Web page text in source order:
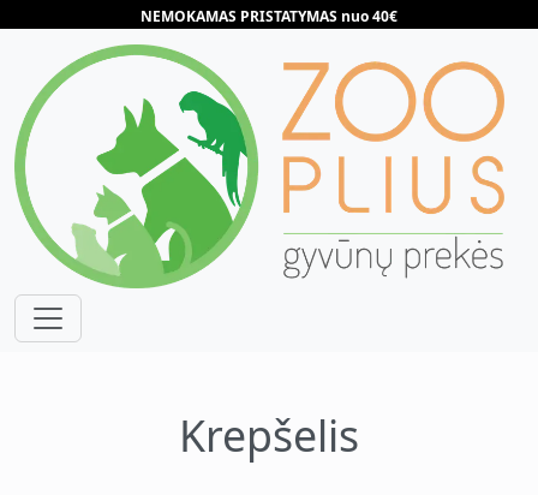
NEMOKAMAS PRISTATYMAS nuo 40€
Krepšelis